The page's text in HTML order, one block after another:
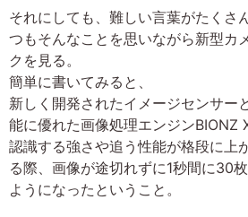
それにしても、難しい言葉がたくさ
つもそんなことを思いながら新型カ
クを見る。
簡単に書いてみると、
新しく開発されたイメージセンサー
能に優れた画像処理エンジンBIONZ
認識する強さや追う性能が格段に上
る際、画像が途切れずに1秒間に30
ようになったということ。